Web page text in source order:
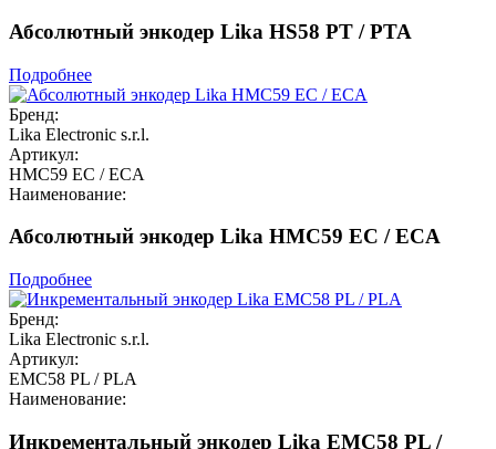
Абсолютный энкодер Lika HS58 PT / PTA
Подробнее
Бренд:
Lika Electronic s.r.l.
Артикул:
HMC59 EC / ECA
Наименование:
Абсолютный энкодер Lika HMC59 EC / ECA
Подробнее
Бренд:
Lika Electronic s.r.l.
Артикул:
EMC58 PL / PLA
Наименование:
Инкрементальный энкодер Lika EMC58 PL /